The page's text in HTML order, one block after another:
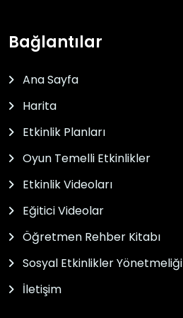
Bağlantılar
Ana Sayfa
Harita
Etkinlik Planları
Oyun Temelli Etkinlikler
Etkinlik Videoları
Eğitici Videolar
Öğretmen Rehber Kitabı
Sosyal Etkinlikler Yönetmeliği
İletişim